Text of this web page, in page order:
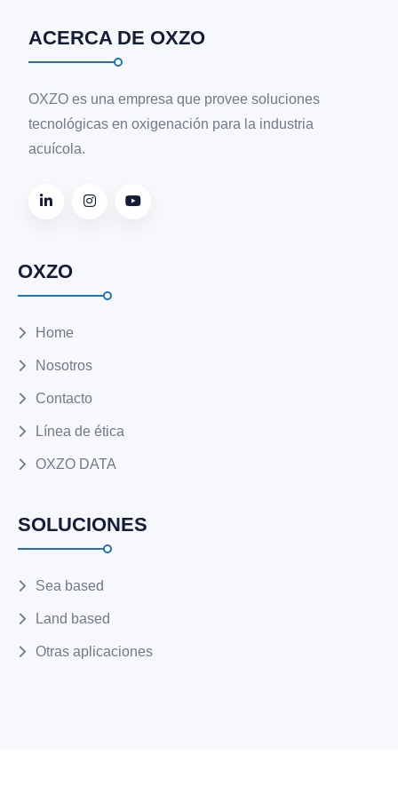
ACERCA DE OXZO
OXZO es una empresa que provee soluciones
tecnológicas en oxigenación para la industria
acuícola.
OXZO
Home
Nosotros
Contacto
Línea de ética
OXZO DATA
SOLUCIONES
Sea based
Land based
Otras aplicaciones